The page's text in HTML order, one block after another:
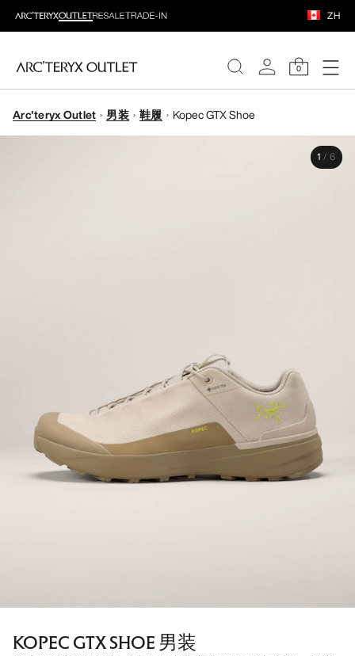
ZH
0
女装
Arc'teryx Outlet 男装 鞋履 Kopec GTX Shoe
1 / 6
KOPEC GTX SHOE 男装